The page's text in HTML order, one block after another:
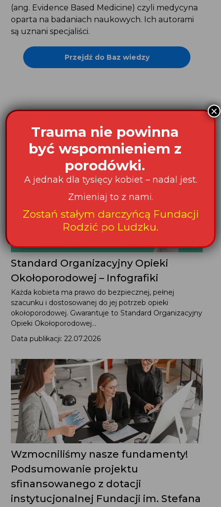
(ang. Evidence Based Medicine) czyli medycyna
oparta na badaniach naukowych. Ich autorami
są uznani specjaliści.
Przejdź do Baz wiedzy
Standard Organizacyjny Opieki
Okołoporodowej – Infografiki
Każda kobieta ma prawo do bezpiecznej, pełnej
szacunku i dostosowanej do jej potrzeb opieki
okołoporodowej. Gwarantuje to Standard Organizacyjny
Opieki Okołoporodowej...
Data publikacji: 22.07.2026
Wzmocniliśmy nasze fundamenty!
Podsumowanie projektu
sfinansowanego z dotacji
instytucjonalnej Fundacji im. Stefana
Trauma nie powinna
być wspomnieniem z
porodówki.
A jednak dla tysięcy kobiet – nadal jest.
Zmieniaj to z nami.
Zostań stałym darczyńcą Fundacji
Rodzić po Ludzku.
×
Ludzku.